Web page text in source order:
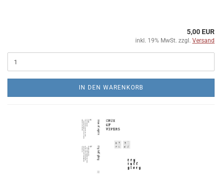
5,00 EUR
inkl. 19% MwSt. zzgl. Versand
IN DEN WARENKORB